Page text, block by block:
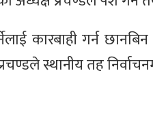
कारबाही गर्न
स्थानीय तह